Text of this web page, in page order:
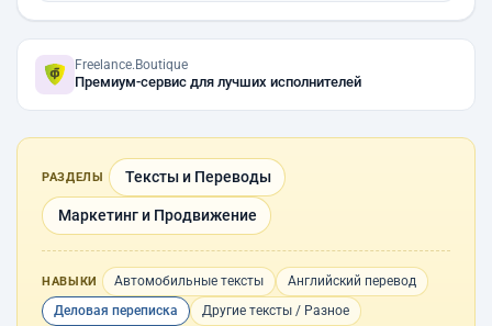
Freelance.Boutique
Премиум-сервис для лучших исполнителей
РАЗДЕЛЫ Тексты и Переводы
Маркетинг и Продвижение
НАВЫКИ Автомобильные тексты
Английский перевод
Деловая переписка
Другие тексты / Разное